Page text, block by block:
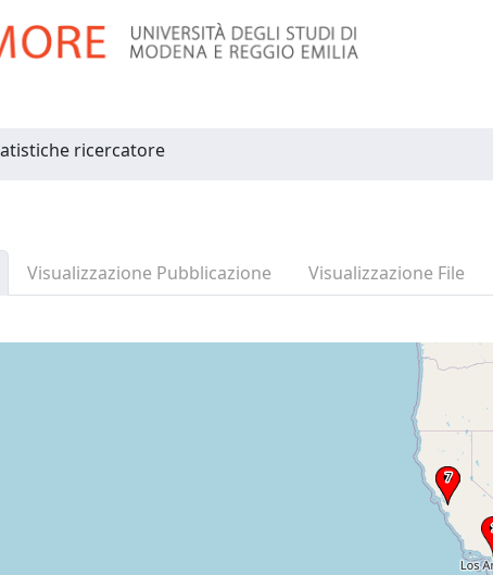
ricercatore
Visualizzazione Pubblicazione Visualizzazione File